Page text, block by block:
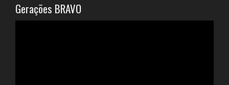
Gerações BRAVO